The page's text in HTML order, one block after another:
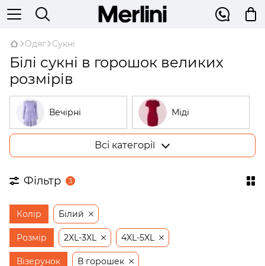
Одяг Сукні
Білі сукні в горошок великих
розмірів
Вечірні Міді
Великі розміри
На запах
Бежеві
Сукні-трапеції
Всі категорії
Фільтр 3
Колір Білий
Розмір 2XL-3XL 4XL-5XL
Візерунок В горошек